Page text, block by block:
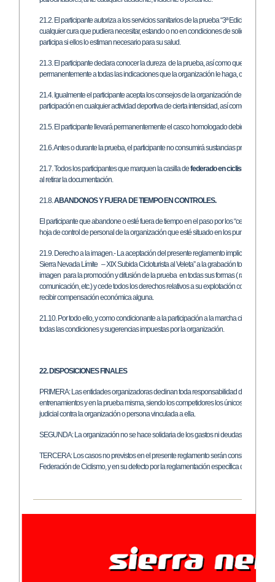
21.2. El participante autoriza a los servicios sanitarios de la prueba “3ª Edición
cualquier cura que pudiera necesitar, estando o no en condiciones de solicitarla;
participa si ellos lo estiman necesario para su salud.
21.3. El participante declara conocer la dureza de la prueba, así como que el
permanentemente a todas las indicaciones que la organización le haga, con la
21.4. Igualmente el participante acepta los consejos de la organización de realizar
participación en cualquier actividad deportiva de cierta intensidad, así como la
21.5. El participante llevará permanentemente el casco homologado debidamente
21.6. Antes o durante la prueba, el participante no consumirá sustancias prohibidas
21.7. Todos los participantes que marquen la casilla defederado en ciclismo
al retirar la documentación.
21.8. ABANDONOS Y FUERA DE TIEMPO EN CONTROLES.
El participante que abandone o esté fuera de tiempo en el paso por los
hoja de control de personal de la organización que esté situado en los puntos de
21.9. Derecho a la imagen.- La aceptación del presente reglamento implica
Sierra Nevada Límite – XIX Subida Cicloturista al Veleta” a la grabación total o
imagen para la promoción y difusión de la prueba en todas sus formas ( radio,
comunicación, etc.) y cede todos los derechos relativos a su explotación comercial y
recibir compensación económica alguna.
21.10. Por todo ello, y como condicionante a la participación a la marcha
todas las condiciones y sugerencias impuestas por la organización.
22. DISPOSICIONES FINALES
PRIMERA: Las entidades organizadoras declinan toda responsabilidad de la que
entrenamientos y en la prueba misma, siendo los competidores los únicos
judicial contra la organización o persona vinculada a ella.
SEGUNDA: La organización no se hace solidaria de los gastos ni deudas que
TERCERA: Los casos no previstos en el presente reglamento serán considerados
Federación de Ciclismo, y en su defecto por la reglamentación específica de la Unión